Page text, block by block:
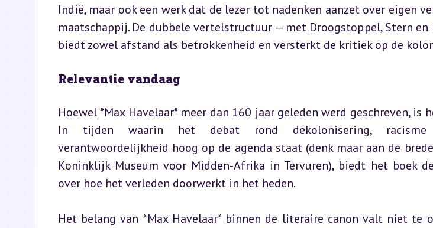
Indië, maar ook een werk dat de lezer tot nadenken aanzet over eigen
maatschappij. De dubbele vertelstructuur — met Droogstoppel, Stern
biedt zowel afstand als betrokkenheid en versterkt de kritiek op de
Relevantie vandaag
Hoewel *Max Havelaar* meer dan 160 jaar geleden werd geschreven, is
In tijden waarin het debat rond dekolonisering, racisme
verantwoordelijkheid hoog op de agenda staat (denk maar aan de
Koninklijk Museum voor Midden-Afrika in Tervuren), biedt het boek
over hoe het verleden doorwerkt in het heden.
Het belang van *Max Havelaar* binnen de literaire canon valt niet te